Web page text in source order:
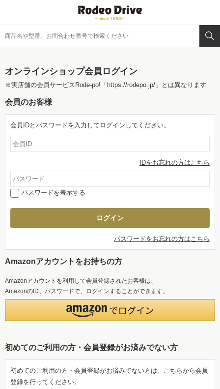
オンラインショップ会員ログイン
※実店舗の会員サービスRode-po! 「https://rodepo.jp/」 とは異なります
会員のお客様
会員IDとパスワードを入力してログインしてください。
IDをお忘れの方はこちら
パスワードを表示する
パスワードをお忘れの方はこちら
Amazonアカウントをお持ちの方
Amazonアカウントを利用して会員登録されたお客様は、
AmazonのID、パスワードで、ログインすることができます。
初めてのご利用の方・会員登録がお済みでない方
初めてのご利用の方・会員登録がお済みでない方は、こちらから会員
登録を行ってください。